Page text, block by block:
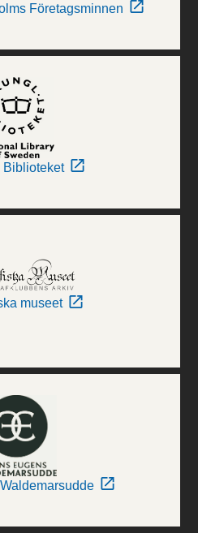
Företagsminnen
Biblioteket
museet